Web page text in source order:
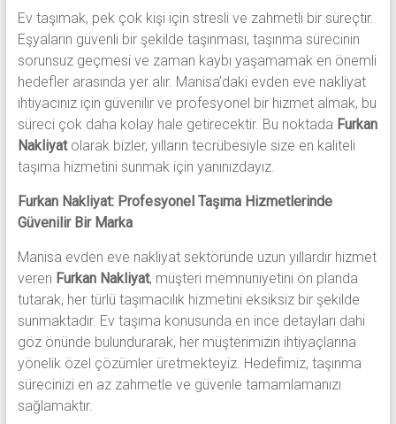
Ev taşımak, pek çok kişi için stresli ve zahmetli bir süreçtir.
Eşyaların güvenli bir şekilde taşınması, taşınma sürecinin
sorunsuz geçmesi ve zaman kaybı yaşamamak en önemli
hedefler arasında yer alır. Manisa’daki evden eve nakliyat
ihtiyacınız için güvenilir ve profesyonel bir hizmet almak, bu
süreci çok daha kolay hale getirecektir. Bu noktada Furkan
Nakliyatolarak bizler, yılların tecrübesiyle size en kaliteli
taşıma hizmetini sunmak için yanınızdayız.
Furkan Nakliyat: Profesyonel Taşıma Hizmetlerinde
Güvenilir Bir Marka
Manisa evden eve nakliyat sektöründe uzun yıllardır hizmet
veren Furkan Nakliyat, müşteri memnuniyetini ön planda
tutarak, her türlü taşımacılık hizmetini eksiksiz bir şekilde
sunmaktadır. Ev taşıma konusunda en ince detayları dahi
göz önünde bulundurarak, her müşterimizin ihtiyaçlarına
yönelik özel çözümler üretmekteyiz. Hedefimiz, taşınma
sürecinizi en az zahmetle ve güvenle tamamlamanızı
sağlamaktır.